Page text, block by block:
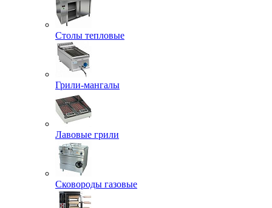
Столы тепловые
Грили-мангалы
Лавовые грили
Сковороды газовые